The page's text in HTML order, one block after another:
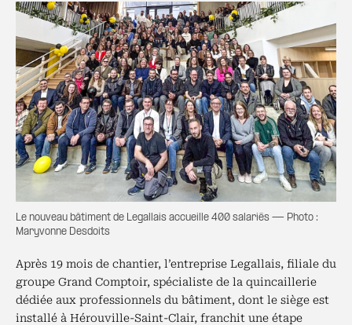
Le nouveau bâtiment de Legallais accueille 400 salariés — Photo :
Maryvonne Desdoits
Après 19 mois de chantier, l’entreprise Legallais, filiale du
groupe Grand Comptoir, spécialiste de la quincaillerie
dédiée aux professionnels du bâtiment, dont le siège est
installé à Hérouville-Saint-Clair, franchit une étape